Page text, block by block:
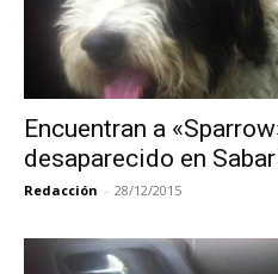
Encuentran a
desaparecido en
Redacción - 28/12/2015